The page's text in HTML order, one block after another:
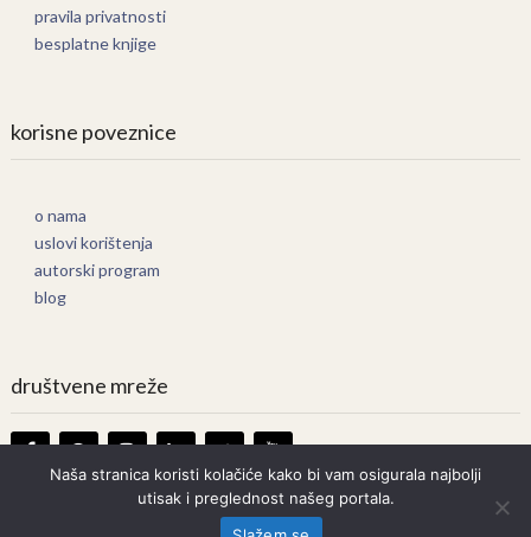
pravila privatnosti
besplatne knjige
korisne poveznice
o nama
uslovi korištenja
autorski program
blog
društvene mreže
Knjige OnlineCopyright © 2026.
Naša stranica koristi kolačiće kako bi vam osigurala najbolji
utisak i preglednost našeg portala.